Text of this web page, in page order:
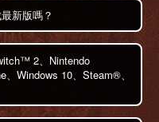
新版嗎？
2、Nintendo
Windows 10、Steam®、